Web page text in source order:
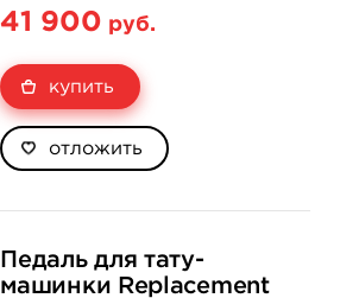
41 900 руб.
купить
отложить
Педаль для тату-
машинки Replacement